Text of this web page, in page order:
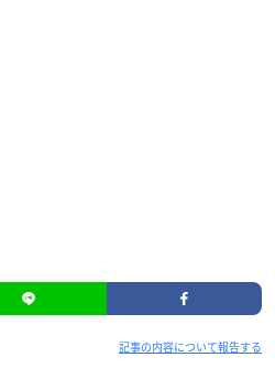
記事の内容について報告する